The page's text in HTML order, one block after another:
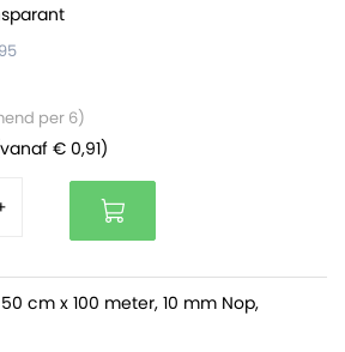
(132 bundels).
met bedrukking
van 200 x 160 x 130 mm niet
bent? Of wil je je verzenddozen
dan een offerte aan via onze
of neem contact met ons op!
per 6)
€ 0,91)
cm x 100 meter, 10 mm Nop,